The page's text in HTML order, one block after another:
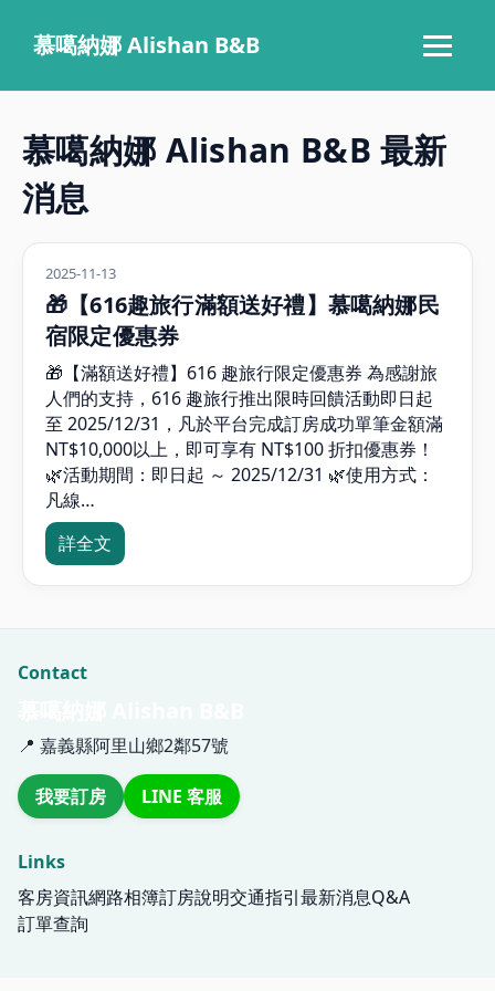
慕噶納娜 Alishan B&B
‹ ›
慕噶納娜 Alishan B&B 最新
消息
2025-11-13
🎁【616趣旅行滿額送好禮】慕噶納娜民
宿限定優惠券
🎁【滿額送好禮】616 趣旅行限定優惠券 為感謝旅
人們的支持，616 趣旅行推出限時回饋活動即日起
至 2025/12/31，凡於平台完成訂房成功單筆金額滿
NT$10,000以上，即可享有 NT$100 折扣優惠券！
🌿活動期間：即日起 ～ 2025/12/31 🌿使用方式：
凡線…
詳全文
Contact
📍 嘉義縣阿里山鄉2鄰57號
我要訂房 LINE 客服
Links
客房資訊網路相簿訂房說明交通指引最新消息Q&A
訂單查詢